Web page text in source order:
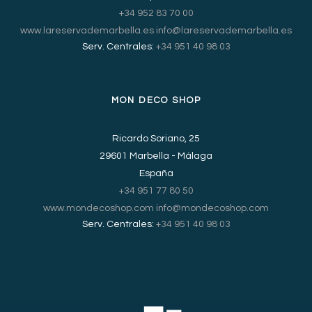
+34 952 83 70 00
www.lareservademarbella.es info@lareservademarbella.es
Serv. Centrales: +34 951 40 98 03
MON DECO SHOP
Ricardo Soriano, 25
29601 Marbella - Málaga
España
+34 951 77 80 50
www.mondecoshop.com info@mondecoshop.com
Serv. Centrales: +34 951 40 98 03